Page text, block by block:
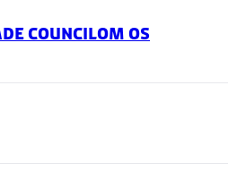
CouncilOm os